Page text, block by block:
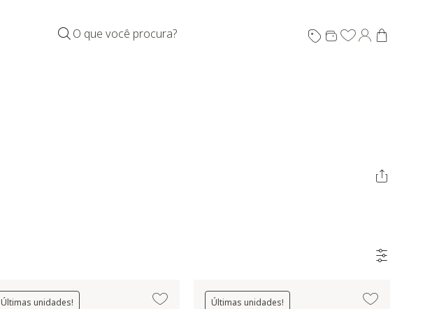
O que você procura?
Últimas unidades! Últimas unidades!